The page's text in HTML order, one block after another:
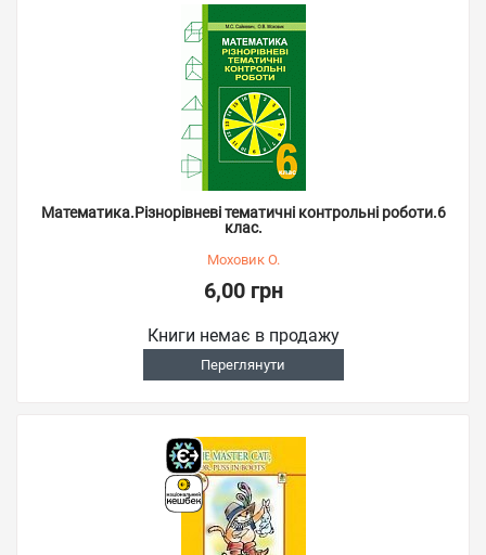
Математика.Різнорівневі тематичні контрольні роботи.6
клас.
Моховик О.
6,00 грн
Книги немає в продажу
Переглянути